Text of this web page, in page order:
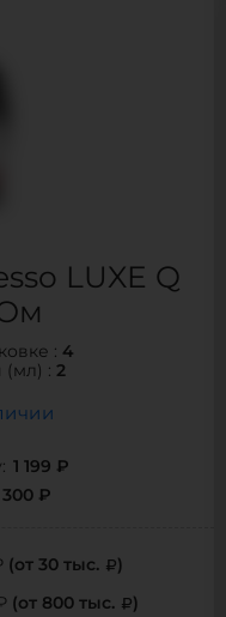
LUXE Q
: 4
: 2
1 199 ₽
300 ₽
(от 30 тыс. )
(от 800 тыс. )